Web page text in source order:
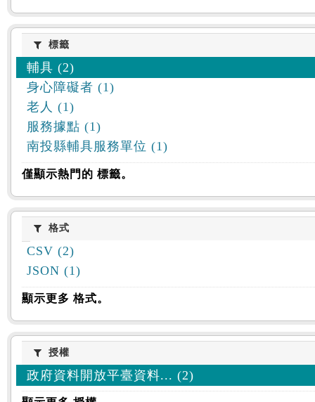
標籤標籤
輔具 (2)
身心障礙者 (1)
老人 (1)
服務據點 (1)
南投縣輔具服務單位 (1)
僅顯示熱門的 標籤。
格式格式
CSV (2)
JSON (1)
顯示更多 格式。
授權授權
政府資料開放平臺資料... (2)